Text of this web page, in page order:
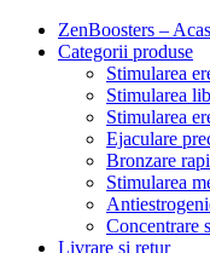
ZenBoosters –
Categorii produse
Stimularea
Stimularea
Stimularea
Ejaculare
Bronzare
Stimularea
Concentrare
Livrare si retur